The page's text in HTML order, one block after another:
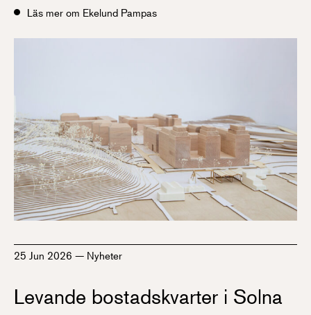
Läs mer om Ekelund Pampas
25 Jun 2026 — Nyheter
Levande bostadskvarter i Solna